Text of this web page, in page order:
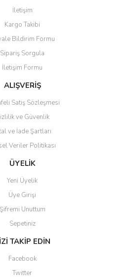
Yorum Yaz
veya görüntülenemiyor.
bilgiler bulunuyor.
bulunuyor.
daha pahalı.
olmalı.
Gönder
İletişim
Kargo Takibi
Bildirim Formu
Sipariş Sorgula
İletişim Formu
ALIŞVERİŞ
Satış Sözleşmesi
ve Güvenlik
ve İade Şartları
Veriler Politikası
ÜYELİK
Yeni Üyelik
Üye Girişi
Şifremi Unuttum
Sepetiniz
TAKİP EDİN
Facebook
Twitter